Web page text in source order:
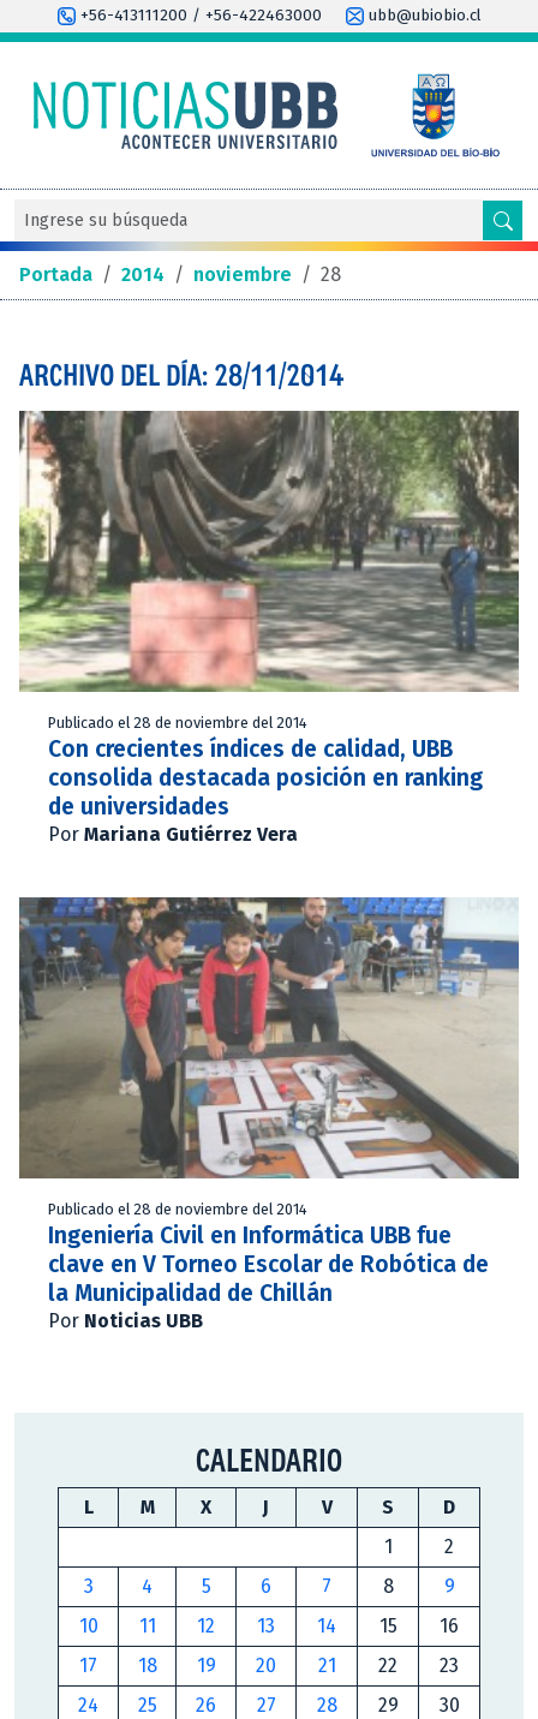
+56-413111200 / +56-422463000 ubb@ubiobio.cl
Portada / 2014 / noviembre / 28
ARCHIVO DEL DÍA: 28/11/2014
Publicado el 28 de noviembre del 2014
Con crecientes índices de calidad, UBB
consolida destacada posición en ranking
de universidades
Por Mariana Gutiérrez Vera
Publicado el 28 de noviembre del 2014
Ingeniería Civil en Informática UBB fue
clave en V Torneo Escolar de Robótica de
la Municipalidad de Chillán
Por Noticias UBB
CALENDARIO
L M X J V S
D
1
2
3
4 5 6 7 8
9
10
11 12 13 14 15
16
17
18 19 20 21 22
23
24
25 26 27 28 29 30